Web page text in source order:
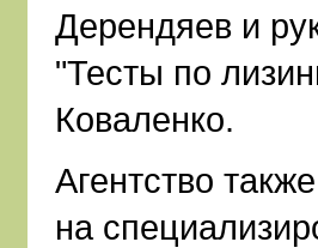
Дерендяев и
"Тесты по
Коваленко.
Агентство
на